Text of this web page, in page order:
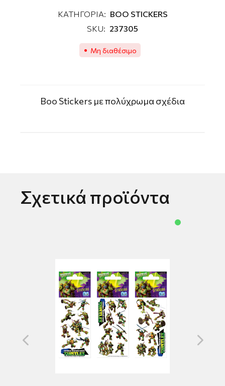
ΚΑΤΗΓΟΡΙΑ: ΒΟΟ STICKERS
SKU: 237305
Μη διαθέσιμο
Boo Stickers με πολύχρωμα σχέδια
Σχετικά προϊόντα